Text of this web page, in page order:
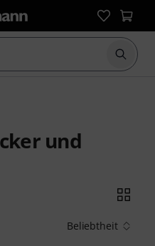
Suche
und
Beliebtheit